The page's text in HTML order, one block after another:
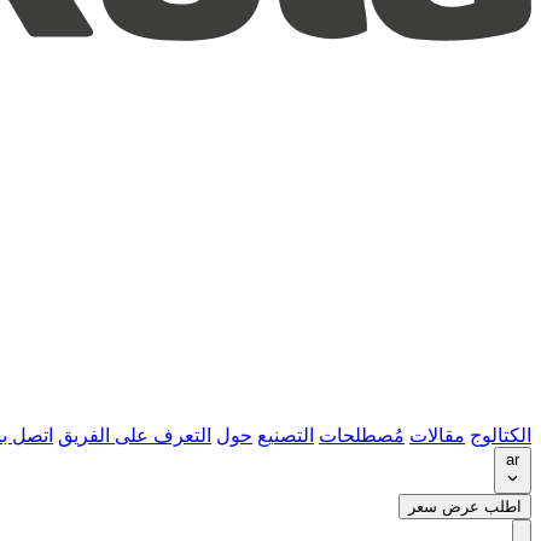
الكتالوج مقالات مُصطلحات التصنيع حول التعرف على الفريق اتصل
ar
اطلب عرض سعر